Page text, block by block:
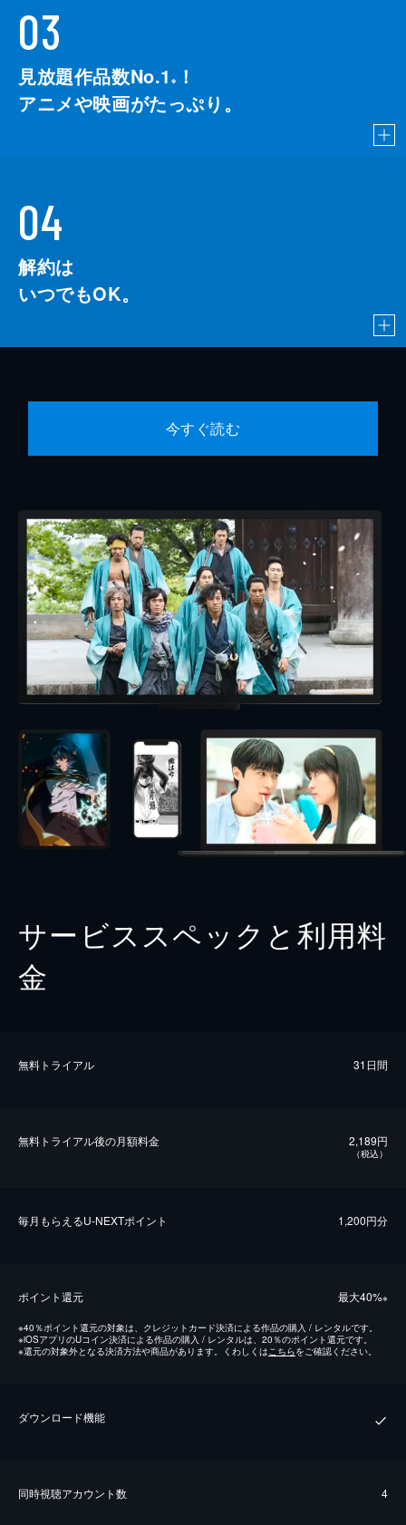
03
見放題作品数No.1 ※
！
アニメや映画がたっぷり。
04
解約は
いつでもOK。
今すぐ読む
サービススペックと利用料
金
無料トライアル 31日間
無料トライアル後の⽉額料金 2,189円
（税込）
毎⽉もらえるU-NEXTポイント 1,200円分
ポイント還元 最⼤40%※
※40％ポイント還元の対象は、クレジットカード決済による作品の購入 / レンタルです。
※iOSアプリのUコイン決済による作品の購入 / レンタルは、20％のポイント還元です。
※還元の対象外となる決済方法や商品があります。くわしくはこちらをご確認ください。
ダウンロード機能
同時視聴アカウント数 4